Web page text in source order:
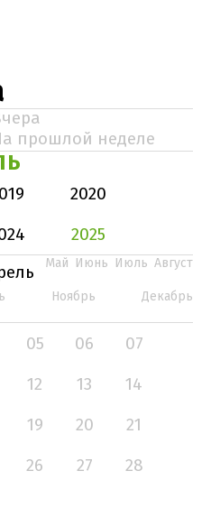
прошлой неделе
2020
2025
Май Июнь Июль Август
Ноябрь Декабрь
05 06
07
12 13
14
19 20
21
26 27
28